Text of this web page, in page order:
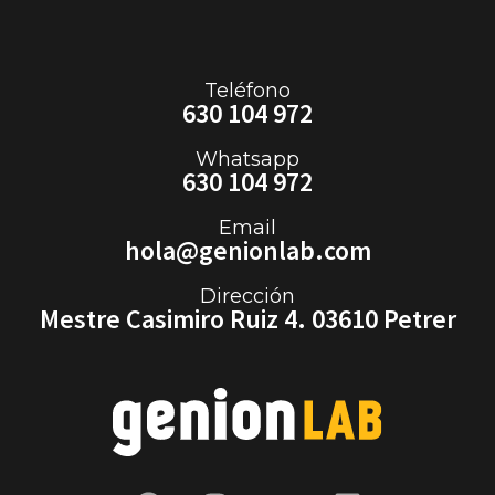
Teléfono
630 104 972
Whatsapp
630 104 972
Email
hola@genionlab.com
Dirección
Mestre Casimiro Ruiz 4. 03610 Petrer